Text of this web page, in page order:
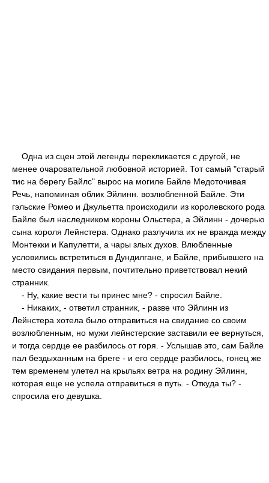
Одна из сцен этой легенды перекликается с другой, не
менее очаровательной любовной историей. Тот самый "старый
тис на берегу Байлс" вырос на могиле Байле Медоточивая
Речь, напоминая облик Эйлинн. возлюбленной Байле. Эти
гэльские Ромео и Джульетта происходили из королевского рода
Байле был наследником короны Ольстера, а Эйлинн - дочерью
сына короля Лейнстера. Однако разлучила их не вражда между
Монтекки и Капулетти, а чары злых духов. Влюбленные
условились встретиться в Дундилгане, и Байле, прибывшего на
место свидания первым, почтительно приветствовал некий
странник.
- Ну, какие вести ты принес мне? - спросил Байле.
- Никаких, - ответил странник, - разве что Эйлинн из
Лейнстера хотела было отправиться на свидание со своим
возлюбленным, но мужи лейнстерские заставили ее вернуться,
и тогда сердце ее разбилось от горя. - Услышав это, сам Байле
пал бездыханным на бреге - и его сердце разбилось, гонец же
тем временем улетел на крыльях ветра нa родину Эйлинн,
которая еще не успела отправиться в путь. - Откуда ты? -
спросила его девушка.